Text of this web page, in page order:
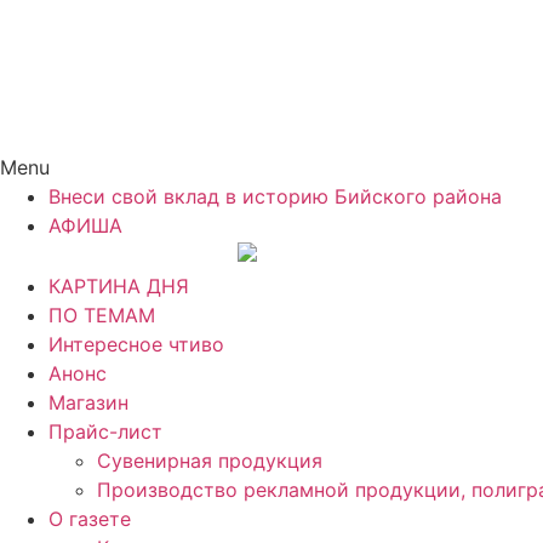
Menu
Внеси свой вклад в историю Бийского района
АФИША
КАРТИНА ДНЯ
ПО ТЕМАМ
Интересное чтиво
Анонс
Магазин
Прайс-лист
Сувенирная продукция
Производство рекламной продукции,
О газете